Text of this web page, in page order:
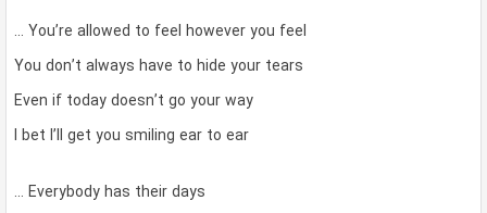
… You’re allowed to feel however you feel
You don’t always have to hide your tears
Even if today doesn’t go your way
I bet I’ll get you smiling ear to ear
… Everybody has their days